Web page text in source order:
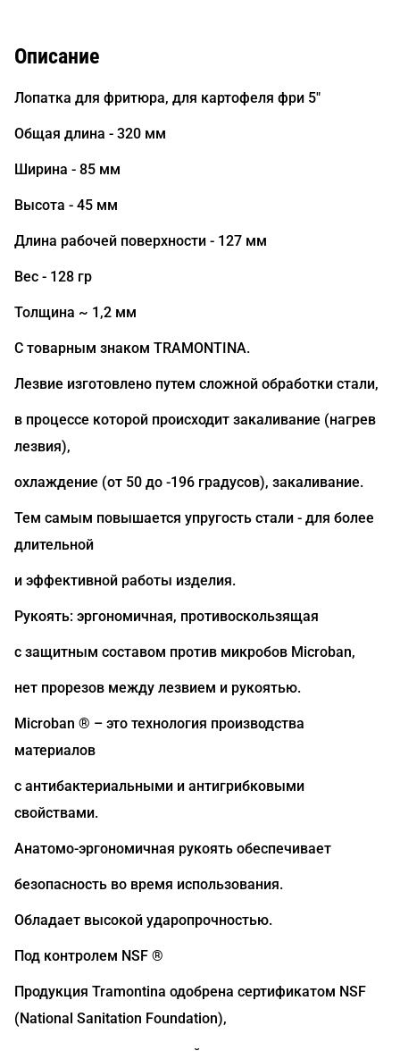
Описание
Лопатка для фритюра, для картофеля фри 5"
Общая длина - 320 мм
Ширина - 85 мм
Высота - 45 мм
Длина рабочей поверхности - 127 мм
Вес - 128 гр
Толщина ~ 1,2 мм
С товарным знаком TRAMONTINA.
Лезвие изготовлено путем сложной обработки стали,
в процессе которой происходит закаливание (нагрев
лезвия),
охлаждение (от 50 до -196 градусов), закаливание.
Тем самым повышается упругость стали - для более
длительной
и эффективной работы изделия.
Рукоять: эргономичная, противоскользящая
с защитным составом против микробов Microban,
нет прорезов между лезвием и рукоятью.
Microban ® – это технология производства
материалов
с антибактериальными и антигрибковыми
свойствами.
Анатомо-эргономичная рукоять обеспечивает
безопасность во время использования.
Обладает высокой ударопрочностью.
Под контролем NSF ®
Продукция Tramontina одобрена сертификатом NSF
(National Sanitation Foundation),